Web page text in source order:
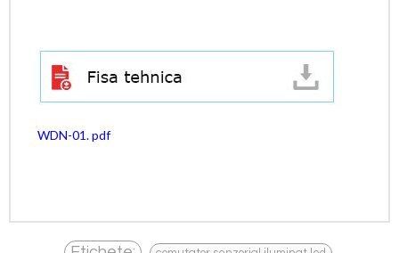
WDN-01. pdf